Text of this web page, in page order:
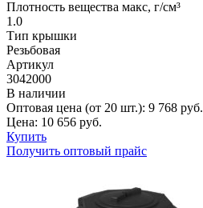
Плотность вещества макс, г/см³
1.0
Тип крышки
Резьбовая
Артикул
3042000
В наличии
Оптовая цена (от 20 шт.): 9 768 руб.
Цена: 10 656 руб.
Купить
Получить оптовый прайс